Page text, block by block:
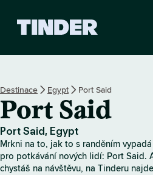
s
k
á
t
r
á
Destinace Egypt Port Said
Port Said
Port Said, Egypt
Mrkni na to, jak to s randěním
pro potkávání nových lidí: Port Said.
chystáš na návštěvu, na Tinderu